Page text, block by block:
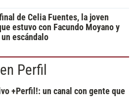
de Celia Fuentes, la joven
estuvo con Facundo Moyano y
escándalo
Perfil
+Perfil!: un canal con gente que